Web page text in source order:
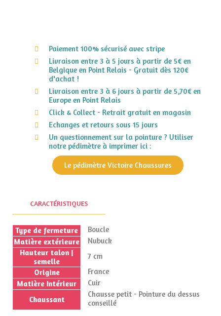
Paiement 100% sécurisé avec stripe
Livraison entre 3 à 5 jours à partir de 5€ en
Belgique en Point Relais - Gratuit dès 120€
d'achat !
Livraison entre 3 à 6 jours à partir de 5,70€ en
Europe en Point Relais
Click & Collect - Retrait gratuit en magasin
Echanges et retours sous 15 jours
Un questionnement sur la pointure ? Utiliser
notre pédimètre à imprimer ici :
Le pédimètre Victoire Chaussures
CARACTÉRISTIQUES
Type de fermeture
Boucle
Matière extérieure
Nubuck
Hauteur talon |
semelle
7 cm
Origine
France
Matière Intérieur
Cuir
Chaussant
Chausse petit - Pointure du dessus
conseillé